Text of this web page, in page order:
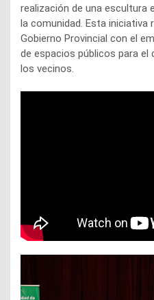
realización de una escultura
la comunidad. Esta
Gobierno Provincial con el
de espacios públicos para
los vecinos.